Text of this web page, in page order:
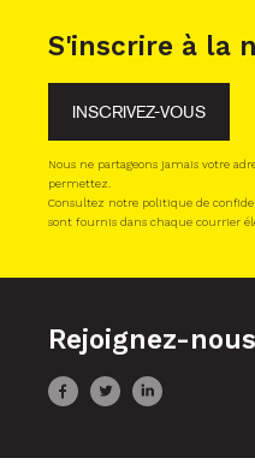
S'inscrire à la
INSCRIVEZ-VOUS
Nous ne partageons jamais votre
permettez.
Consultez notre politique de
sont fournis dans chaque courrier
Rejoignez-nous